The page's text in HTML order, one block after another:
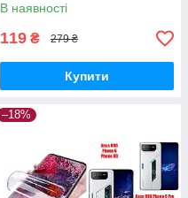
В наявності
119 ₴ 279 ₴
Купити
–18%